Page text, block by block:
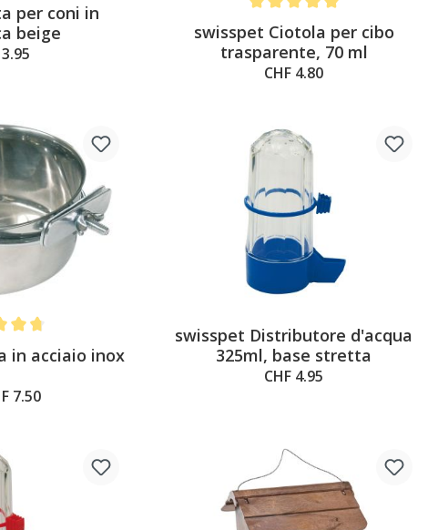
per coni in
beige
Average rating of 5 out of 5 stars
swisspet Ciotola per cibo
trasparente, 70 ml
CHF 4.80
in acciaio inox
7.50
swisspet Distributore d'acqua
325ml, base stretta
CHF 4.95